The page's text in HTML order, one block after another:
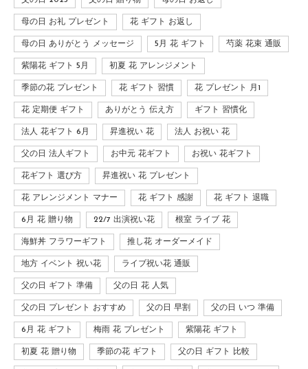
母の日 お礼 プレゼント 花 ギフト お返し
母の日 ありがとう メッセージ 5月 花 ギフト 芍薬 花束 通販
紫陽花 ギフト 5月 初夏 花 アレンジメント
季節の花 プレゼント 花 ギフト 習慣 花 プレゼント 月1
花 定期便 ギフト ありがとう 伝え方 ギフト 習慣化
法人 花ギフト 6月 昇進祝い 花 法人 お祝い 花
父の日 法人ギフト お中元 花ギフト お祝い 花ギフト
花ギフト 選び方 昇進祝い 花 プレゼント
花 アレンジメント マナー 花 ギフト 感謝 花 ギフト 退職
6月 花 贈り物 22/7 出演祝い花 根室 ライブ 花
海鮮丼 フラワーギフト 推し花 オーダーメイド
地方 イベント 祝い花 ライブ祝い花 通販
父の日 ギフト 準備 父の日 花 人気
父の日 プレゼント おすすめ 父の日 早割 父の日 いつ 準備
6月 花 ギフト 梅雨 花 プレゼント 紫陽花 ギフト
初夏 花 贈り物 季節の花 ギフト 父の日 ギフト 比較